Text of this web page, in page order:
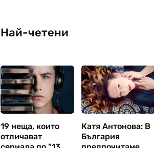
Най-четени
19 неща, които
отличават
Катя Антонова: В
България